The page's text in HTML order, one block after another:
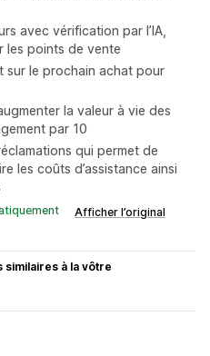
avec vérification par l’IA,
les points de vente
sur le prochain achat pour
la valeur à vie des
par 10
qui permet de
les coûts d’assistance ainsi
Afficher l’original
à la vôtre